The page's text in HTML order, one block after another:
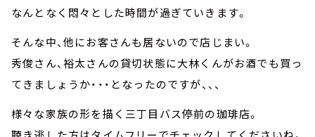
なんとなく悶々とした時間が過ぎていきます。
そんな中、他にお客さんも居ないので店じまい。
秀俊さん、裕太さんの貸切状態に大林くんがお酒でも買っ
てきましょうか・・・となったのですが、、、
様々な家族の形を描く三丁目バス停前の珈琲店。